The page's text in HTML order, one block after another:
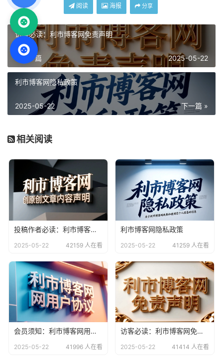
阅读 海报 分享
访客必读：利市博客网免责声明
« 上一篇 2025-05-22
利市博客网隐私政策
下一篇 »
2025-05-22
相关阅读
投稿作者必读：利市博客网原创文章内容声明
2025-05-22 42159 人在看
利市博客网隐私政策
2025-05-22 41259 人在看
会员须知：利市博客网用户协议
2025-05-22 41996 人在看
访客必读：利市博客网免责声明
2025-05-22 41414 人在看